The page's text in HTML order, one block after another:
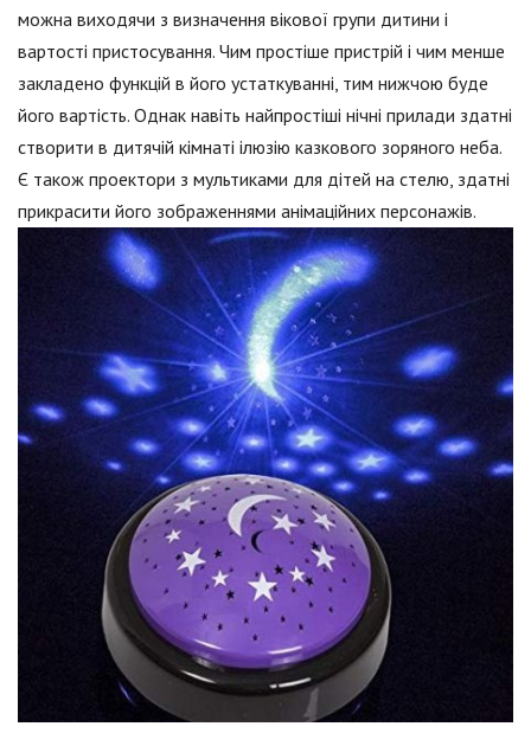
можна виходячи з визначення вікової групи дитини і
вартості пристосування. Чим простіше пристрій і чим менше
закладено функцій в його устаткуванні, тим нижчою буде
його вартість. Однак навіть найпростіші нічні прилади здатні
створити в дитячій кімнаті ілюзію казкового зоряного неба.
Є також проектори з мультиками для дітей на стелю, здатні
прикрасити його зображеннями анімаційних персонажів.